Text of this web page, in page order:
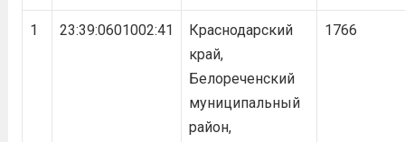
1 23:39:0601002:41
Краснодарский
край,
Белореченский
муниципальный
район,
1766